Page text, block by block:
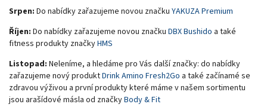
Srpen: Do nabídky zařazujeme novou značku YAKUZA Premium
Říjen: Do nabídky zařazujeme novou značku DBX Bushido a také
fitness produkty značkyHMS
Listopad: Neleníme, a hledáme pro Vás další značky: do nabídky
zařazujeme nový produktDrink Amino Fresh2Go a také začínamé se
zdravou výživou a první produkty které máme v našem sortimentu
jsou arašídové másla od značkyBody & Fit